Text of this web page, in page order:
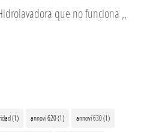
que no funciona ,,
(1) annovi 620(1) annovi 630(1)